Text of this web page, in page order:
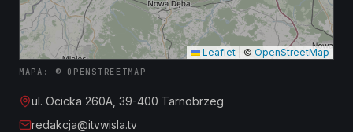
Leaflet © OpenStreetMap
MAPA: © OPENSTREETMAP
ul. Ocicka 260A, 39-400 Tarnobrzeg
redakcja@itvwisla.tv